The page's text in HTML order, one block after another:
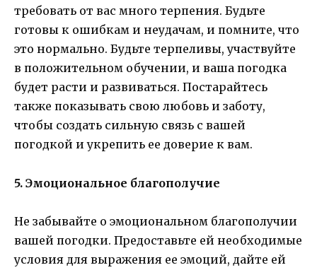
требовать от вас много терпения. Будьте
готовы к ошибкам и неудачам, и помните, что
это нормально. Будьте терпеливы, участвуйте
в положительном обучении, и ваша погодка
будет расти и развиваться. Постарайтесь
также показывать свою любовь и заботу,
чтобы создать сильную связь с вашей
погодкой и укрепить ее доверие к вам.
5. Эмоциональное благополучие
Не забывайте о эмоциональном благополучии
вашей погодки. Предоставьте ей необходимые
условия для выражения ее эмоций, дайте ей